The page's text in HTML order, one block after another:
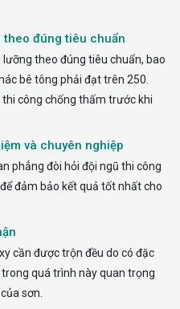
đúng tiêu chuẩn
theo đúng tiêu chuẩn, bao
bê tông phải đạt trên 250.
công chống thấm trước khi
và chuyên nghiệp
phẳng đòi hỏi đội ngũ thi công
đảm bảo kết quả tốt nhất cho
cần được trộn đều do có đặc
quá trình này quan trọng
sơn.